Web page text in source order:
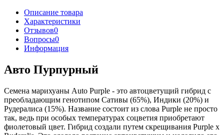
Описание товара
Характеристики
Отзывов0
Вопросы0
Информация
Авто Пурпурный
Семена марихуаны Auto Purple - это автоцветущий гибрид с
преобладающим генотипом Сативы (65%), Индики (20%) и
Рудералиса (15%). Название состоит из слова Purple не просто
так, ведь при особых температурах соцветия приобретают
фиолетовый цвет. Гибрид создали путем скрещивания Purple x